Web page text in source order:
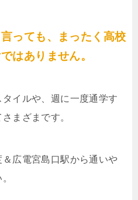
っても、まったく高校
はありません。
イルや、週に一度通学す
まざまです。
広電宮島口駅から通いや